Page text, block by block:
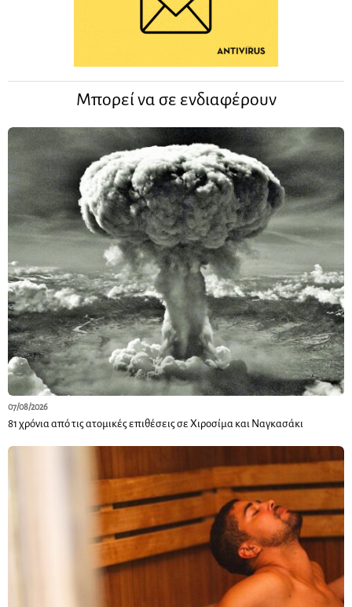
Μπορεί να σε ενδιαφέρουν
07/08/2026
81 χρόνια από τις ατομικές επιθέσεις σε Χιροσίμα και Ναγκασάκι